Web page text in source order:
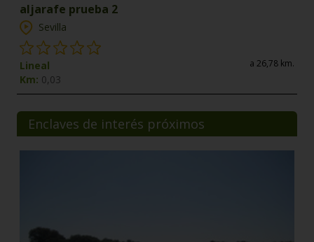
aljarafe prueba 2
Sevilla
Lineal
Km: 0,03
a 26,78 km.
Enclaves de interés próximos